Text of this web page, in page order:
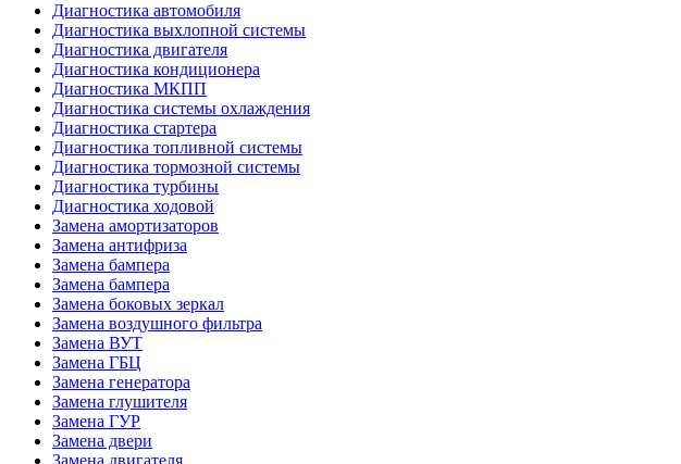
Диагностика автомобиля
Диагностика выхлопной системы
Диагностика двигателя
Диагностика кондиционера
Диагностика МКПП
Диагностика системы охлаждения
Диагностика стартера
Диагностика топливной системы
Диагностика тормозной системы
Диагностика турбины
Диагностика ходовой
Замена амортизаторов
Замена антифриза
Замена бампера
Замена бампера
Замена боковых зеркал
Замена воздушного фильтра
Замена ВУТ
Замена ГБЦ
Замена генератора
Замена глушителя
Замена ГУР
Замена двери